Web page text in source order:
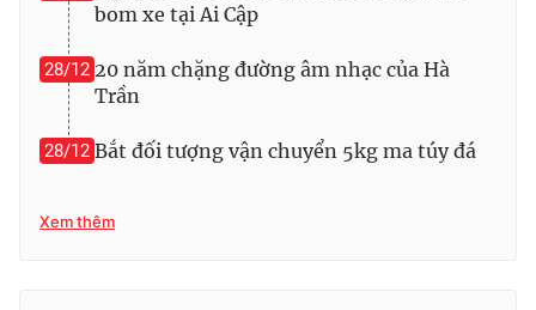
VTV Sức khoẻ
Thị trường 24h
VTV4 Vươn mình bằng AI
VTV9
bom xe tại Ai Cập
28/12 20 năm chặng đường âm nhạc của Hà
Trần
28/12 Bắt đối tượng vận chuyển 5kg ma túy đá
Xem thêm